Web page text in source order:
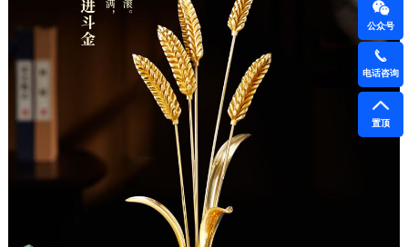
公众号
电话咨询
置顶